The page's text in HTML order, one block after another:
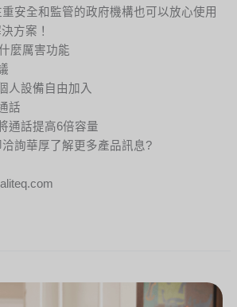
安全和監管的政府機構也可以放心使用
方案！
麼厲害功能
人設備自由加入
話
通話提高6倍容量
詢華厚了解更多產品訊息?